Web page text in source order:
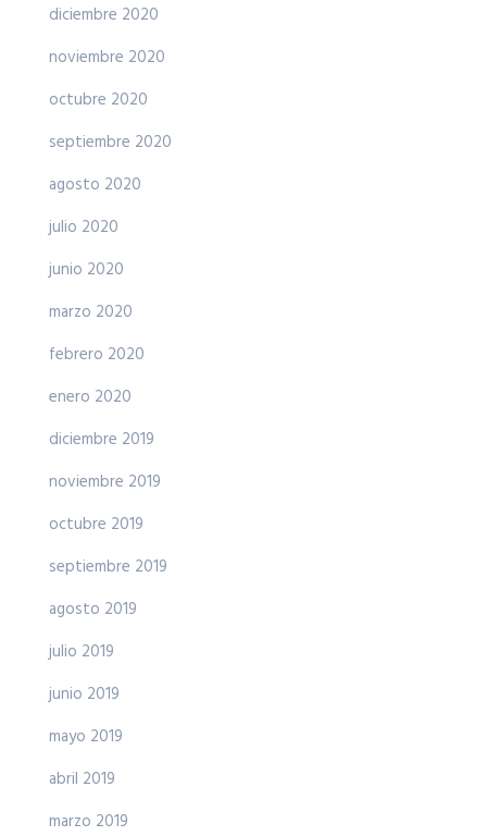
diciembre 2020
noviembre 2020
octubre 2020
septiembre 2020
agosto 2020
julio 2020
junio 2020
marzo 2020
febrero 2020
enero 2020
diciembre 2019
noviembre 2019
octubre 2019
septiembre 2019
agosto 2019
julio 2019
junio 2019
mayo 2019
abril 2019
marzo 2019